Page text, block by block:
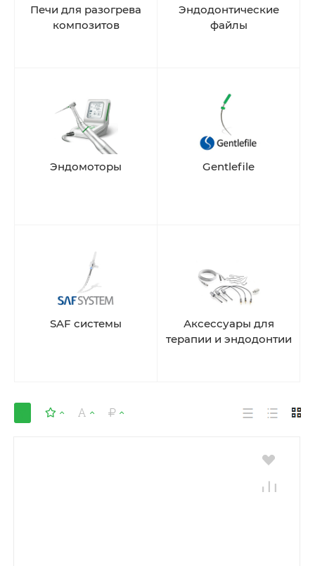
Печи для разогрева
композитов
Эндодонтические
файлы
Эндомоторы Gentlefile
SAF системы
Аксессуары для
терапии и эндодонтии